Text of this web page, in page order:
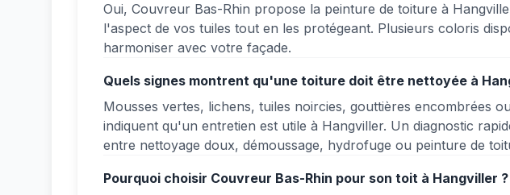
Oui, Couvreur Bas-Rhin propose la peinture de toiture à
l'aspect de vos tuiles tout en les protégeant. Plusieurs coloris
harmoniser avec votre façade.
Quels signes montrent qu'une toiture doit être nettoyée à
Mousses vertes, lichens, tuiles noircies, gouttières encombrées
indiquent qu'un entretien est utile à Hangviller. Un diagnostic
entre nettoyage doux, démoussage, hydrofuge ou peinture de
Pourquoi choisir Couvreur Bas-Rhin pour son toit à Hangviller ?